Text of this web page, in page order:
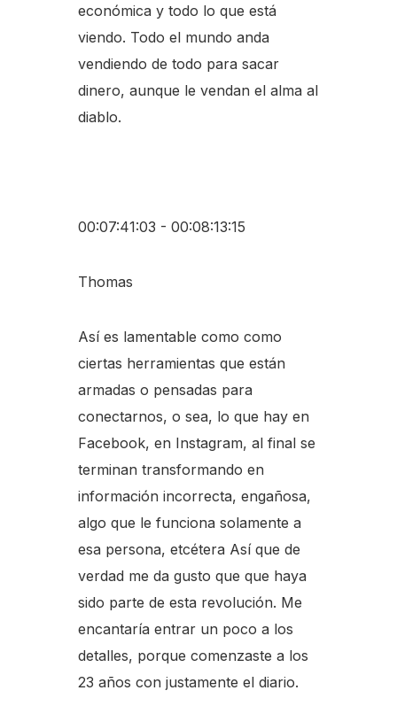
económica y todo lo que está
viendo. Todo el mundo anda
vendiendo de todo para sacar
dinero, aunque le vendan el alma al
diablo.
00:07:41:03 - 00:08:13:15
Thomas
Así es lamentable como como
ciertas herramientas que están
armadas o pensadas para
conectarnos, o sea, lo que hay en
Facebook, en Instagram, al final se
terminan transformando en
información incorrecta, engañosa,
algo que le funciona solamente a
esa persona, etcétera Así que de
verdad me da gusto que que haya
sido parte de esta revolución. Me
encantaría entrar un poco a los
detalles, porque comenzaste a los
23 años con justamente el diario.